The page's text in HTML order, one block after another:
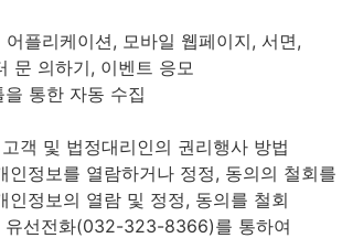
플리케이션, 모바일 웹페이지, 서면,
문 의하기, 이벤트 응모
통한 자동 수집
객 및 법정대리인의 권리행사 방법
인정보를 열람하거나 정정, 동의의 철회를
인정보의 열람 및 정정, 동의를 철회
유선전화(032-323-8366)를 통하여